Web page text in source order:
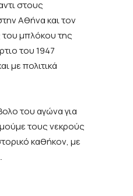
στους
Αθήνα και τον
του μπλόκου της
του 1947
με πολιτικά
του αγώνα για
τους νεκρούς
καθήκον, με